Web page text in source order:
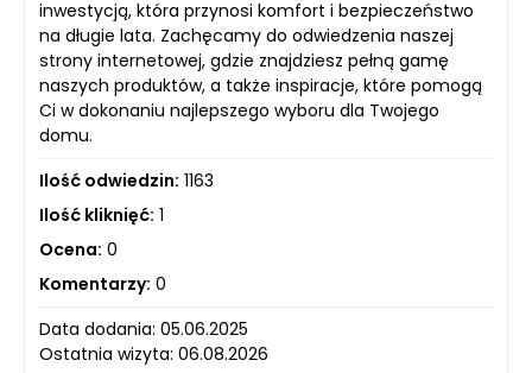
inwestycją, która przynosi komfort i bezpieczeństwo
na długie lata. Zachęcamy do odwiedzenia naszej
strony internetowej, gdzie znajdziesz pełną gamę
naszych produktów, a także inspiracje, które pomogą
Ci w dokonaniu najlepszego wyboru dla Twojego
domu.
Ilość odwiedzin: 1163
Ilość kliknięć: 1
Ocena: 0
Komentarzy: 0
Data dodania: 05.06.2025
Ostatnia wizyta: 06.08.2026